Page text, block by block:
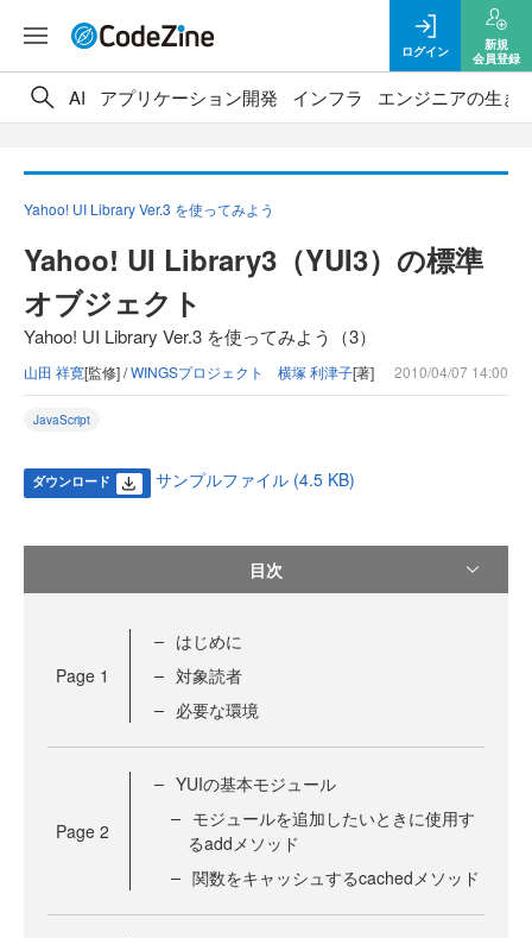
ログイン
新規
会員登録
AI アプリケーション開発 インフラ エンジニアの生き
Yahoo! UI Library Ver.3 を使ってみよう
Yahoo! UI Library3（YUI3）の標準
オブジェクト
Yahoo! UI Library Ver.3 を使ってみよう（3）
山田 祥寛[監修] /WINGSプロジェクト 横塚 利津子[著] 2010/04/07 14:00
JavaScript
ダウンロード サンプルファイル (4.5 KB)
目次
Page 1
はじめに
対象読者
必要な環境
Page 2
YUIの基本モジュール
モジュールを追加したいときに使用す
るaddメソッド
関数をキャッシュするcachedメソッド